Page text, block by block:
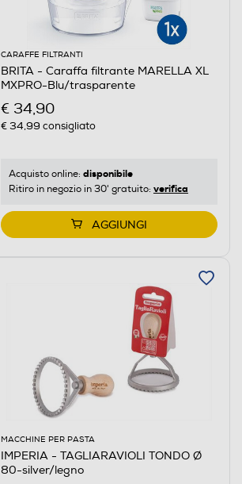
CARAFFE FILTRANTI
BRITA - Caraffa filtrante MARELLA XL
MXPRO-Blu/trasparente
€ 34,90
€ 34,99 consigliato
Acquisto online: disponibile
Ritiro in negozio in 30' gratuito: verifica
AGGIUNGI
MACCHINE PER PASTA
IMPERIA - TAGLIARAVIOLI TONDO Ø
80-silver/legno